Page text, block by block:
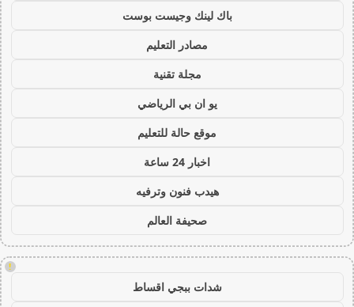
باك لينك وجيست بوست
مصادر التعليم
مجلة تقنية
يو ان بي الرياضي
موقع حالة للتعليم
اخبار 24 ساعة
هيدب فنون وترفيه
صحيفة العالم
!
شدات ببجي اقساط